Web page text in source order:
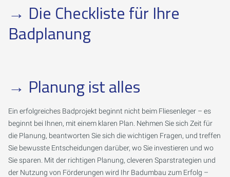
→ Die Checkliste für Ihre
Badplanung
→ Planung ist alles
Ein erfolgreiches Badprojekt beginnt nicht beim Fliesenleger – es
beginnt bei Ihnen, mit einem klaren Plan. Nehmen Sie sich Zeit für
die Planung, beantworten Sie sich die wichtigen Fragen, und treffen
Sie bewusste Entscheidungen darüber, wo Sie investieren und wo
Sie sparen. Mit der richtigen Planung, cleveren Sparstrategien und
der Nutzung von Förderungen wird Ihr Badumbau zum Erfolg –